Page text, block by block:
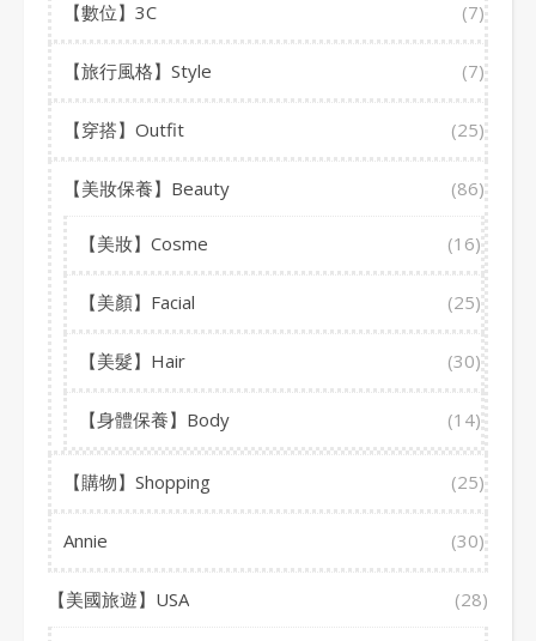
【數位】3C (7)
【旅行風格】Style (7)
【穿搭】Outfit (25)
【美妝保養】Beauty (86)
【美妝】Cosme (16)
【美顏】Facial (25)
【美髮】Hair (30)
【身體保養】Body (14)
【購物】Shopping (25)
Annie (30)
【美國旅遊】USA (28)